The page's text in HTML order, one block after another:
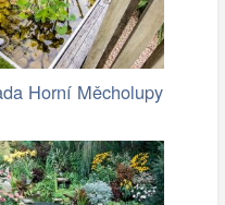
Horní Měcholupy